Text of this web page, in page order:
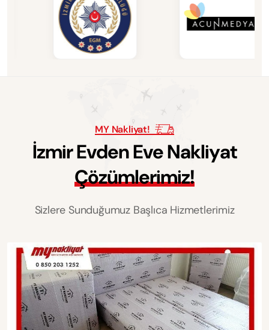
MY Nakliyat!
İzmirEvdenEveNakliyat
Çözümlerimiz!
Sizlere Sunduğumuz Başlıca Hizmetlerimiz